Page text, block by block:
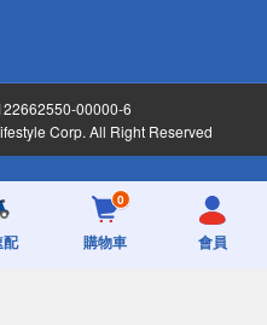
00000-6
Corp. All Right Reserved
配
0
購物車 會員